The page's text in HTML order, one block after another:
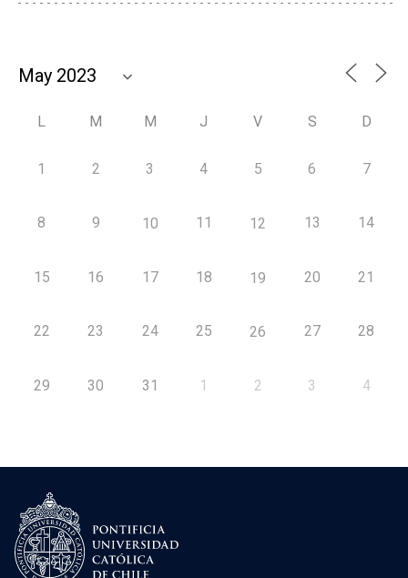
L M M J V S D
1 2 3 4 5 6 7
8 9 10 11 12 13 14
15 16 17 18 19 20 21
22 23 24 25 26 27 28
29 30 31 1 2 3 4